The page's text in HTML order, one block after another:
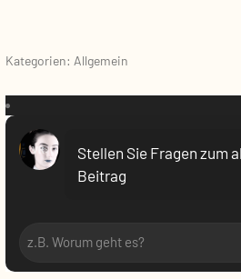
Kategorien: Allgemein
VR:
Stellen Sie Fragen zum
Beitrag